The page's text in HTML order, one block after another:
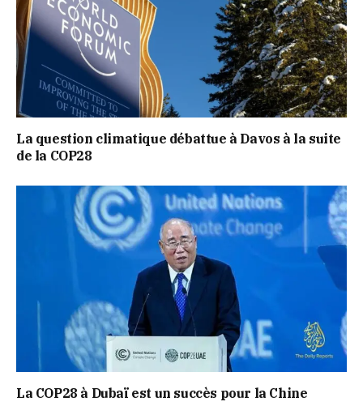
La question climatique débattue à Davos à la suite
de la COP28
La COP28 à Dubaï est un succès pour la Chine